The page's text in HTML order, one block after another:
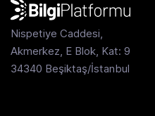
Nispetiye Caddesi,
Akmerkez, E Blok, Kat: 9
34340 Beşiktaş/İstanbul